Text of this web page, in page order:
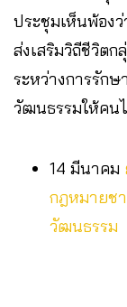
ประชุมเห็นพ้อง
ส่งเสริมวิถีชีวิต
ระหว่างการรัก
วัฒนธรรมให้คน
14 มีนาคม
กฎหมายช
วัฒนธรรม